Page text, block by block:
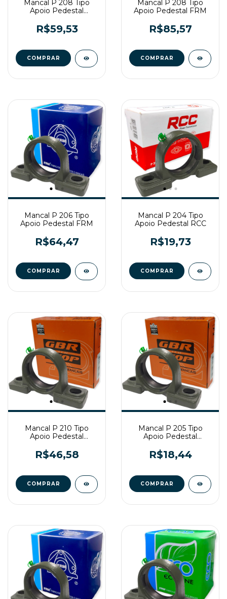
Mancal P 208 Tipo
Apoio Pedestal
R$59,53
Mancal P 208 Tipo
Apoio Pedestal FRM
R$85,57
Mancal P 206 Tipo
Apoio Pedestal FRM
R$64,47
Mancal P 204 Tipo
Apoio Pedestal RCC
R$19,73
Mancal P 210 Tipo
Apoio Pedestal
R$46,58
Mancal P 205 Tipo
Apoio Pedestal
R$18,44